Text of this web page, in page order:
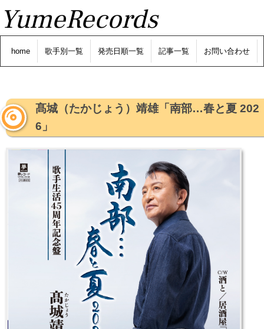
YumeRecords
home 歌手別一覧 発売日順一覧 記事一覧 お問い合わせ
髙城（たかじょう）靖雄「南部…春と夏 202
6」